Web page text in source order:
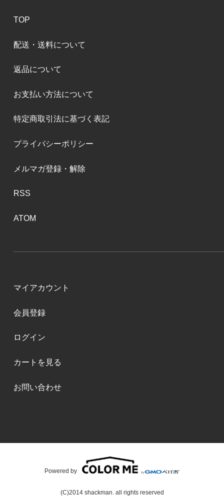
TOP
配送・送料について
返品について
お支払い方法について
特定商取引法に基づく表記
プライバシーポリシー
メルマガ登録・解除
RSS
ATOM
マイアカウント
会員登録
ログイン
カートを見る
お問い合わせ
(C)2014 shackman. all rights reserved
Powered by